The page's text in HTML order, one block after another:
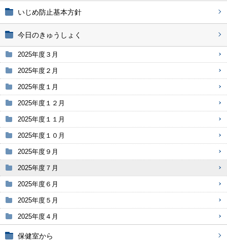
いじめ防止基本方針
今日のきゅうしょく
2025年度３月
2025年度２月
2025年度１月
2025年度１２月
2025年度１１月
2025年度１０月
2025年度９月
2025年度７月
2025年度６月
2025年度５月
2025年度４月
保健室から